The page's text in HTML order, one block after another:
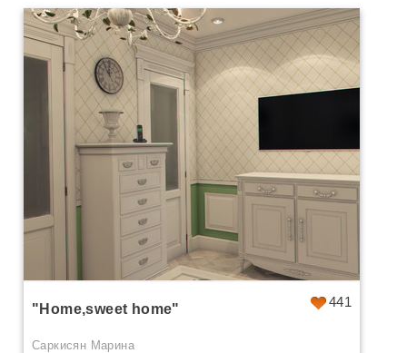
441
"Home,sweet home"
Саркисян Марина